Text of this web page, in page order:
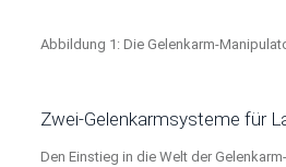
Abbildung 1: Die Gelenkarm-
Zwei-Gelenkarmsysteme für
Den Einstieg in die Welt der